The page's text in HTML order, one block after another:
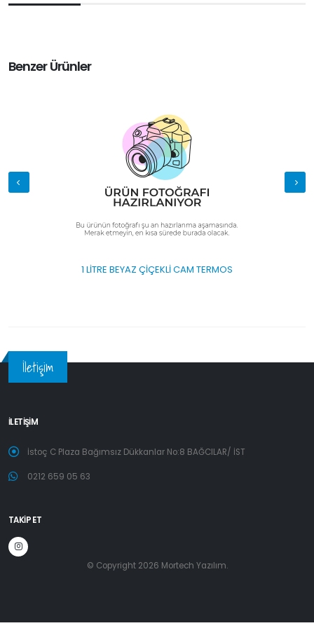
Benzer Ürünler
1 LİTRE BEYAZ ÇİÇEKLİ CAM TERMOS
İletişim
İLETİŞİM
İstoç C Plaza Bağımsız Dükkanlar No:8 BAĞCILAR/ İST
0212 659 05 63
TAKİP ET
© Copyright 2026 Mortech Yazılım.